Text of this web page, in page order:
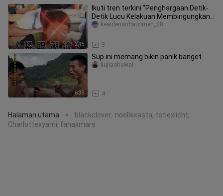
2:15
Ikuti tren terkini “Penghargaan Detik-
Detik Lucu Kelakuan Membingungkan
Manusia”
3
keaidenanhaizimen_08
6:39
Sup ini memang bikin panik banget
4
liujiaohuwai
Halaman utama >
blackclover.. noellexasta, tetiexlicht,
Charlottexyami, fanaxmars